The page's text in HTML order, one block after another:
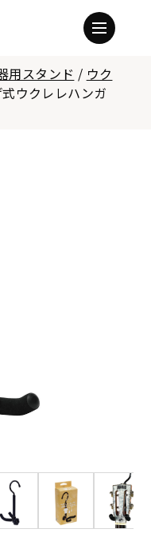
用スタンド / ウク
ウクレレハンガ